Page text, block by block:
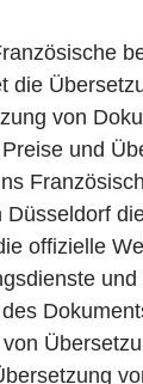
von
und
offizielle